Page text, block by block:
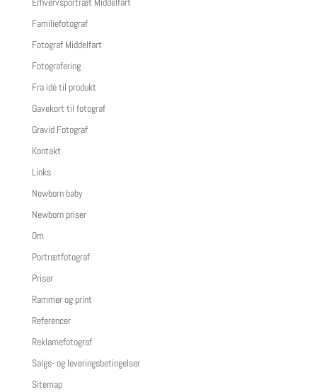
Familiefotograf
Fotograf Middelfart
Fotografering
Fra idé til produkt
Gavekort til fotograf
Gravid Fotograf
Kontakt
Links
Newborn baby
Newborn priser
Om
Portrætfotograf
Priser
Rammer og print
Referencer
Reklamefotograf
Salgs- og leveringsbetingelser
Sitemap